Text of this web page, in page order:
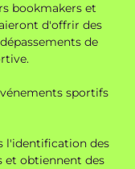
bookmakers et
d'offrir des
de
sportifs
l'identification des
et obtiennent des